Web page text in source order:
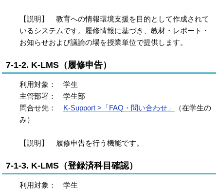
【説明】 教育への情報環境支援を目的として作成されて
いるシステムです。履修情報に基づき、教材・レポート・
お知らせおよび議論の場を授業単位で提供します。
7-1-2. K-LMS（履修申告）
利用対象： 学生
主管部署： 学生部
問合せ先： K-Support >「FAQ・問い合わせ」
（在学生の
み）
【説明】 履修申告を行う機能です。
7-1-3. K-LMS（登録済科目確認）
利用対象： 学生